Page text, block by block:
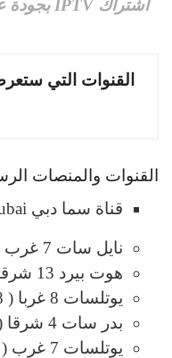
أشتراك IPTV بجودة عالية لمسلسلات رمضان 2025
القنوات التي
القنوات والمنصات
قناة سما دبي Sama Dubai
نايل سات 7 غرب ( 11785 ) عمودي 27500
هوت بيرد 13 شرقا ( 11747 ) افقي 27500
يوتلسات 8 غربا ( 12418 ) افقي 30000
بدر سات 4 شرقا ( 12130 ) عمودي 27500
يوتلسات 7 غرب ( 11096) عمودي 27500